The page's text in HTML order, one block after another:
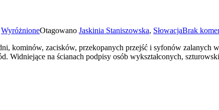
WyróżnioneOtagowano Jaskinia Staniszowska, SłowacjaBrak
kominów, zacisków, przekopanych przejść i syfonów zalanych
na ścianach podpisy osób wykształconych,